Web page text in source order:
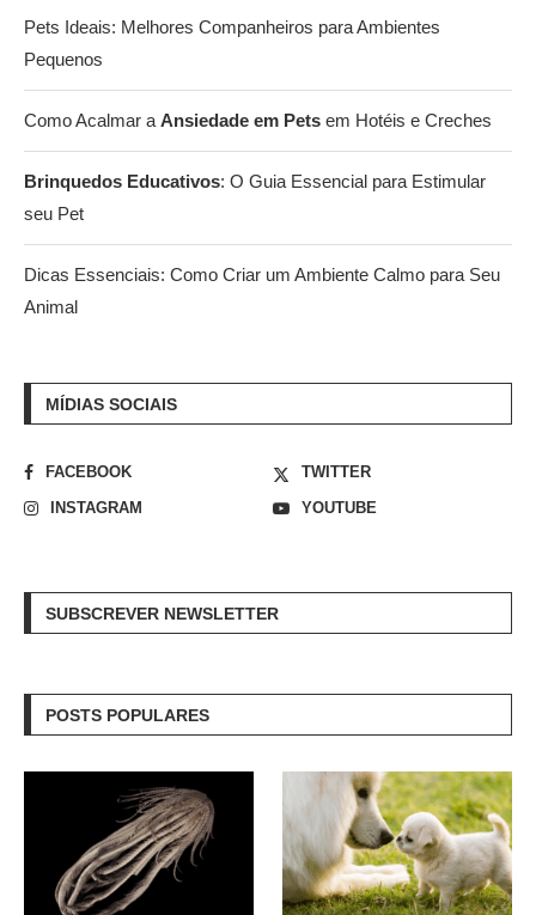
Pets Ideais: Melhores Companheiros para Ambientes
Pequenos
Como Acalmar a Ansiedade em Pets em Hotéis e Creches
Brinquedos Educativos: O Guia Essencial para Estimular
seu Pet
Dicas Essenciais: Como Criar um Ambiente Calmo para Seu
Animal
MÍDIAS SOCIAIS
FACEBOOK
TWITTER
INSTAGRAM
YOUTUBE
SUBSCREVER NEWSLETTER
POSTS POPULARES